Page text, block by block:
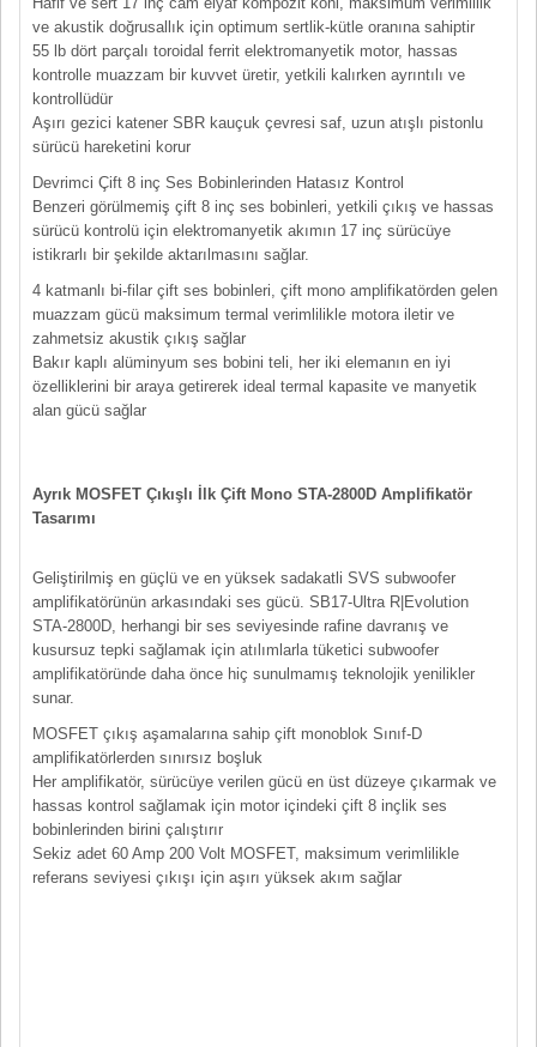
ve akustik doğrusallık için optimum sertlik-kütle oranına sahiptir
55 lb dört parçalı toroidal ferrit elektromanyetik motor, hassas
kontrolle muazzam bir kuvvet üretir, yetkili kalırken ayrıntılı ve
kontrollüdür
Aşırı gezici katener SBR kauçuk çevresi saf, uzun atışlı pistonlu
sürücü hareketini korur
Devrimci Çift 8 inç Ses Bobinlerinden Hatasız Kontrol
Benzeri görülmemiş çift 8 inç ses bobinleri, yetkili çıkış ve hassas
sürücü kontrolü için elektromanyetik akımın 17 inç sürücüye
istikrarlı bir şekilde aktarılmasını sağlar.
4 katmanlı bi-filar çift ses bobinleri, çift mono amplifikatörden gelen
muazzam gücü maksimum termal verimlilikle motora iletir ve
zahmetsiz akustik çıkış sağlar
Bakır kaplı alüminyum ses bobini teli, her iki elemanın en iyi
özelliklerini bir araya getirerek ideal termal kapasite ve manyetik
alan gücü sağlar
Ayrık MOSFET Çıkışlı İlk Çift Mono STA-2800D Amplifikatör
Tasarımı
Geliştirilmiş en güçlü ve en yüksek sadakatli SVS subwoofer
amplifikatörünün arkasındaki ses gücü. SB17-Ultra R|Evolution
STA-2800D, herhangi bir ses seviyesinde rafine davranış ve
kusursuz tepki sağlamak için atılımlarla tüketici subwoofer
amplifikatöründe daha önce hiç sunulmamış teknolojik yenilikler
sunar.
MOSFET çıkış aşamalarına sahip çift monoblok Sınıf-D
amplifikatörlerden sınırsız boşluk
Her amplifikatör, sürücüye verilen gücü en üst düzeye çıkarmak ve
hassas kontrol sağlamak için motor içindeki çift 8 inçlik ses
bobinlerinden birini çalıştırır
Sekiz adet 60 Amp 200 Volt MOSFET, maksimum verimlilikle
referans seviyesi çıkışı için aşırı yüksek akım sağlar